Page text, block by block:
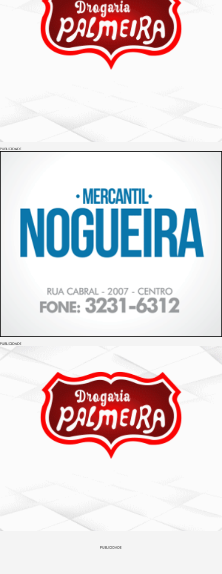
PUBLICIDADE
PUBLICIDADE
PUBLICIDADE